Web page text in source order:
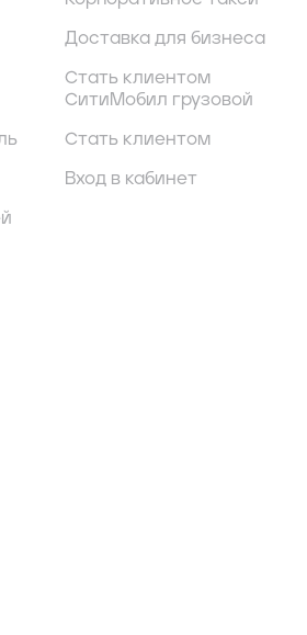
Доставка для бизнеса
Стать клиентом
СитиМобил грузовой
Стать клиентом
Вход в кабинет